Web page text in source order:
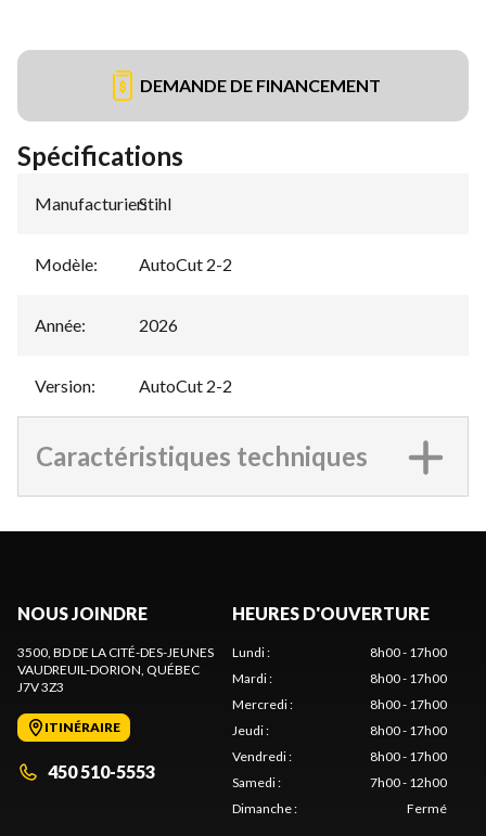
DEMANDE DE FINANCEMENT
Spécifications
Manufacturier:
Stihl
Modèle: AutoCut 2-2
Année: 2026
Version: AutoCut 2-2
Caractéristiques techniques
NOUS JOINDRE
3500, BD DE LA CITÉ-DES-JEUNES
VAUDREUIL-DORION, QUÉBEC
J7V 3Z3
ITINÉRAIRE
450 510-5553
HEURES D'OUVERTURE
Lundi:
8h00 - 17h00
Mardi:
8h00 - 17h00
Mercredi:
8h00 - 17h00
Jeudi:
8h00 - 17h00
Vendredi:
8h00 - 17h00
Samedi:
7h00 - 12h00
Dimanche: Fermé